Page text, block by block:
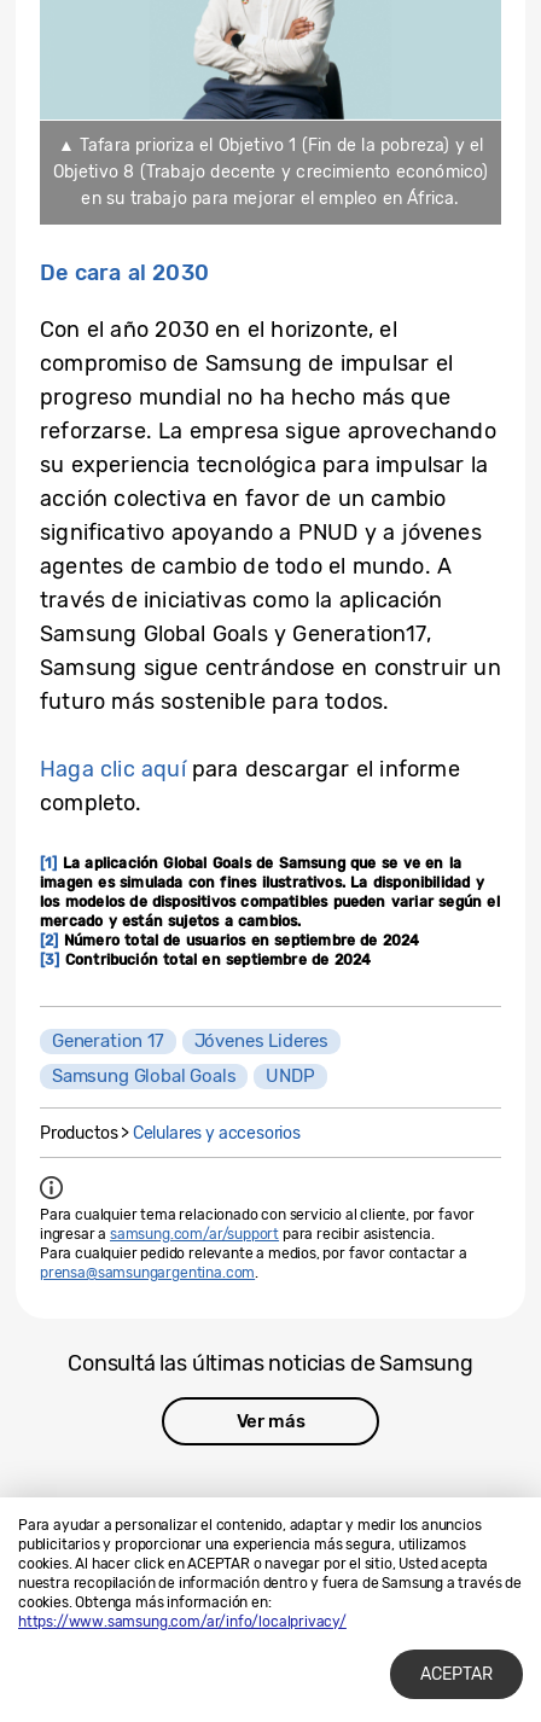
Para ayudar a personalizar el contenido, adaptar y medir los anuncios
publicitarios y proporcionar una experiencia más segura, utilizamos
cookies. Al hacer click en ACEPTAR o navegar por el sitio, Usted acepta
nuestra recopilación de información dentro y fuera de Samsung a través de
cookies. Obtenga más información en:
https://www.samsung.com/ar/info/localprivacy/
ACEPTAR
▲ Tafara prioriza el Objetivo 1 (Fin de la pobreza) y el
Objetivo 8 (Trabajo decente y crecimiento económico)
en su trabajo para mejorar el empleo en África.
De cara al 2030
Con el año 2030 en el horizonte, el
compromiso de Samsung de impulsar el
progreso mundial no ha hecho más que
reforzarse. La empresa sigue aprovechando
su experiencia tecnológica para impulsar la
acción colectiva en favor de un cambio
significativo apoyando a PNUD y a jóvenes
agentes de cambio de todo el mundo. A
través de iniciativas como la aplicación
Samsung Global Goals y Generation17,
Samsung sigue centrándose en construir un
futuro más sostenible para todos.
Haga clic aquípara descargar el informe
completo.
[1]
La aplicación Global Goals de Samsung que se ve en la
imagen es simulada con fines ilustrativos.La disponibilidad y
los modelos de dispositivos compatibles pueden variar según el
mercado y están sujetos a cambios.
[2]
Número total de usuarios en septiembre de 2024
[3] Contribución total en septiembre de 2024
Generation 17
Jóvenes Lideres
Samsung Global Goals
UNDP
Productos >Celulares y accesorios
Para cualquier tema relacionado con servicio al cliente, por favor
ingresar asamsung.com/ar/support para recibir asistencia.
Para cualquier pedido relevante a medios, por favor contactar a
prensa@samsungargentina.com.
Consultá las últimas noticias de Samsung
Ver más
Contáctanos
SAMSUNG.COM
Privacidad